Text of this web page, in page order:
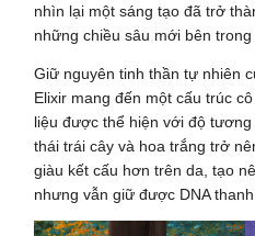
nhìn lại một sáng tạo đã trở
những chiều sâu mới bên trong
Giữ nguyên tinh thần tự nhiên
Elixir mang đến một cấu trúc
liệu được thể hiện với độ
thái trái cây và hoa trắng trở
giàu kết cấu hơn trên da, tạo
nhưng vẫn giữ được DNA